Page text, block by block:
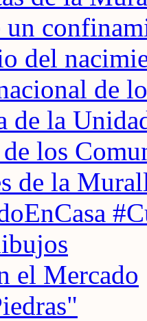
un
del
de
de la
los
de la
el Mercado